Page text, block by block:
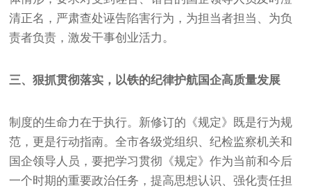
清正名，严肃查处诬告陷害行为，为担当者担当、为负
责者负责，激发干事创业活力。
三、狠抓贯彻落实，以铁的纪律护航国企高质量发展
制度的生命力在于执行。新修订的《规定》既是行为规
范，更是行动指南。全市各级党组织、纪检监察机关和
国企领导人员，要把学习贯彻《规定》作为当前和今后
一个时期的重要政治任务，提高思想认识、强化责任担